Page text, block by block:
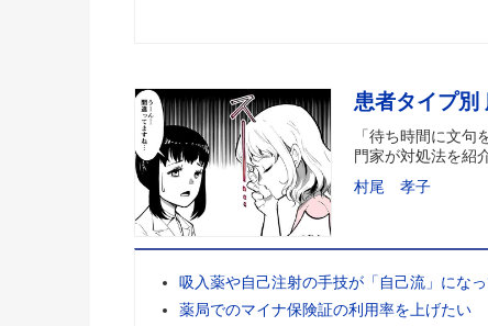
患者タイプ別
「待ち時間に文
門家が対処法を紹
村尾 孝子
吸入薬や自己注射の手技が「自己流」にな
薬局でのマイナ保険証の利用率を上げたい